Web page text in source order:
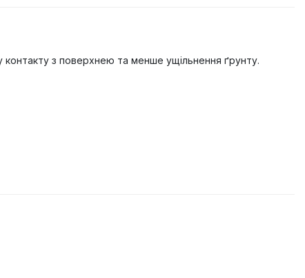
контакту з поверхнею та менше ущільнення ґрунту.